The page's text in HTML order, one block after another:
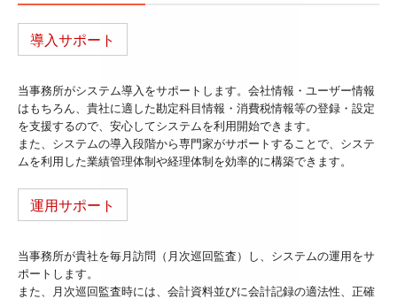
導入サポート
当事務所がシステム導入をサポートします。会社情報・ユーザー情報
はもちろん、貴社に適した勘定科目情報・消費税情報等の登録・設定
を支援するので、安心してシステムを利用開始できます。
また、システムの導入段階から専門家がサポートすることで、システ
ムを利用した業績管理体制や経理体制を効率的に構築できます。
運用サポート
当事務所が貴社を毎月訪問（月次巡回監査）し、システムの運用をサ
ポートします。
また、月次巡回監査時には、会計資料並びに会計記録の適法性、正確